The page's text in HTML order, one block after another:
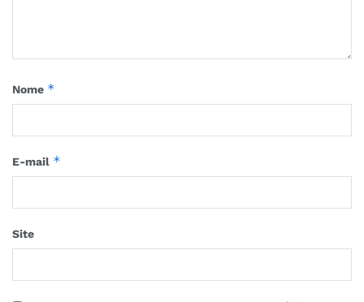
Nome *
E-mail *
Site